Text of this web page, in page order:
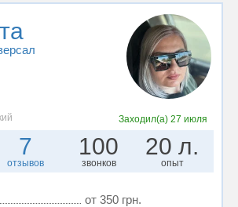
Заходил(а)27 июля
7
отзывов
100
звонков
20 л.
опыт
от 350 грн.